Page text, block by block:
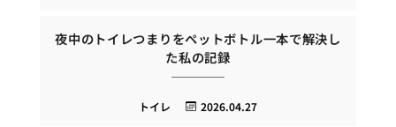
夜中のトイレつまりをペットボトル一本で解決し
た私の記録
2026.04.27
トイレ